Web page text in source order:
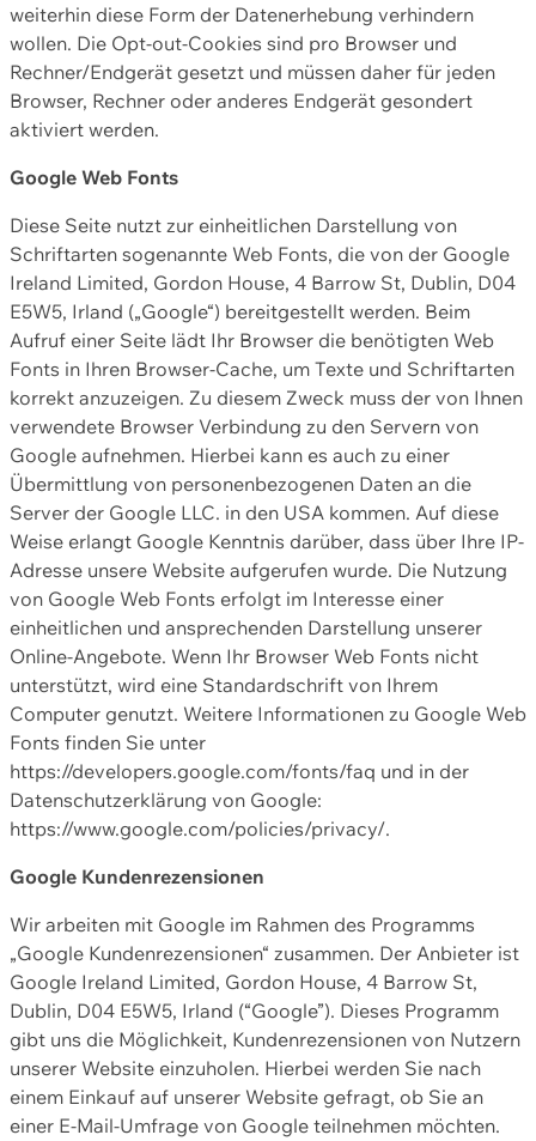
weiterhin diese Form der Datenerhebung verhindern
wollen. Die Opt-out-Cookies sind pro Browser und
Rechner/Endgerät gesetzt und müssen daher für jeden
Browser, Rechner oder anderes Endgerät gesondert
aktiviert werden.
Google Web Fonts
Diese Seite nutzt zur einheitlichen Darstellung von
Schriftarten sogenannte Web Fonts, die von der Google
Ireland Limited, Gordon House, 4 Barrow St, Dublin, D04
E5W5, Irland („Google“) bereitgestellt werden. Beim
Aufruf einer Seite lädt Ihr Browser die benötigten Web
Fonts in Ihren Browser-Cache, um Texte und Schriftarten
korrekt anzuzeigen. Zu diesem Zweck muss der von Ihnen
verwendete Browser Verbindung zu den Servern von
Google aufnehmen. Hierbei kann es auch zu einer
Übermittlung von personenbezogenen Daten an die
Server der Google LLC. in den USA kommen. Auf diese
Weise erlangt Google Kenntnis darüber, dass über Ihre IP-
Adresse unsere Website aufgerufen wurde. Die Nutzung
von Google Web Fonts erfolgt im Interesse einer
einheitlichen und ansprechenden Darstellung unserer
Online-Angebote. Wenn Ihr Browser Web Fonts nicht
unterstützt, wird eine Standardschrift von Ihrem
Computer genutzt. Weitere Informationen zu Google Web
Fonts finden Sie unter
https://developers.google.com/fonts/faq und in der
Datenschutzerklärung von Google:
https://www.google.com/policies/privacy/.
Google Kundenrezensionen
Wir arbeiten mit Google im Rahmen des Programms
„Google Kundenrezensionen“ zusammen. Der Anbieter ist
Google Ireland Limited, Gordon House, 4 Barrow St,
Dublin, D04 E5W5, Irland (“Google”). Dieses Programm
gibt uns die Möglichkeit, Kundenrezensionen von Nutzern
unserer Website einzuholen. Hierbei werden Sie nach
einem Einkauf auf unserer Website gefragt, ob Sie an
einer E-Mail-Umfrage von Google teilnehmen möchten.